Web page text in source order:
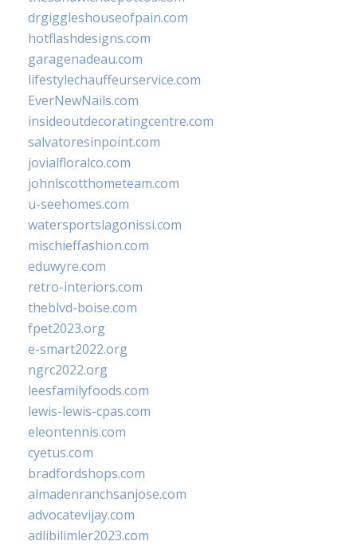
drgiggleshouseofpain.com
hotflashdesigns.com
garagenadeau.com
lifestylechauffeurservice.com
EverNewNails.com
insideoutdecoratingcentre.com
salvatoresinpoint.com
jovialfloralco.com
johnlscotthometeam.com
u-seehomes.com
watersportslagonissi.com
mischieffashion.com
eduwyre.com
retro-interiors.com
theblvd-boise.com
fpet2023.org
e-smart2022.org
ngrc2022.org
leesfamilyfoods.com
lewis-lewis-cpas.com
eleontennis.com
cyetus.com
bradfordshops.com
almadenranchsanjose.com
advocatevijay.com
adlibilimler2023.com